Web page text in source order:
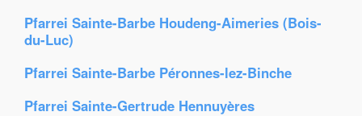
Pfarrei Sainte-Barbe Houdeng-Aimeries (Bois-
du-Luc)
Pfarrei Sainte-Barbe Péronnes-lez-Binche
Pfarrei Sainte-Gertrude Hennuyères